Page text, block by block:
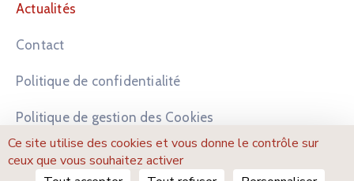
Actualités
Contact
Politique de confidentialité
Politique de gestion des Cookies
Mentions légales
Ce site utilise des cookies et vous donne le contrôle sur
ceux que vous souhaitez activer